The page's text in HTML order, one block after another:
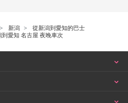
新潟
從新潟到愛知的巴士
愛知 名古屋 夜晚車次